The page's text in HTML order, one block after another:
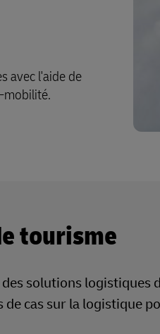
avec l'aide de
mobilité.
tourisme
solutions
cas sur la logistique